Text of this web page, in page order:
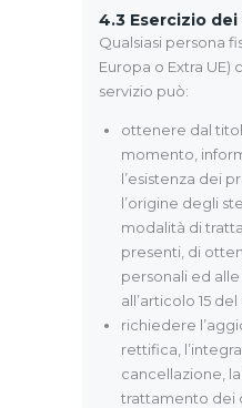
4.3 Esercizio
Qualsiasi persona
Europa o Extra UE)
servizio può:
ottenere dal
momento,
l’esistenza dei
l’origine degli
modalità di
presenti, di
personali ed
all’articolo 15 del
richiedere
rettifica,
cancellazione,
trattamento dei